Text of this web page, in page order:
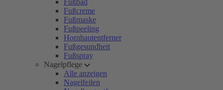
Fußbad
Fußcreme
Fußmaske
Fußpeeling
Hornhautentferner
Fußgesundheit
Fußspray
Nagelpflege
Alle anzeigen
Nagelfeilen